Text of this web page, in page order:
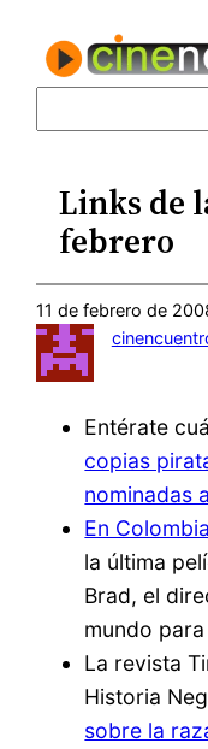
contenido
Links de
febrero
11 de febrero de
Entérate
copias
nominadas
En
la última
Brad, el
mundo
La revista
Historia
sobre la